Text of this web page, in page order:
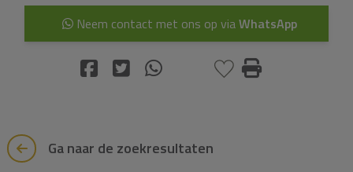
Neem contact met ons op viaWhatsApp
Ga naar de zoekresultaten